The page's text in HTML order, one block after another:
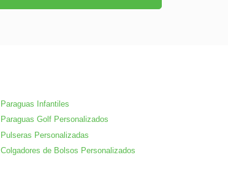
Paraguas Infantiles
Paraguas Golf Personalizados
Pulseras Personalizadas
Colgadores de Bolsos Personalizados